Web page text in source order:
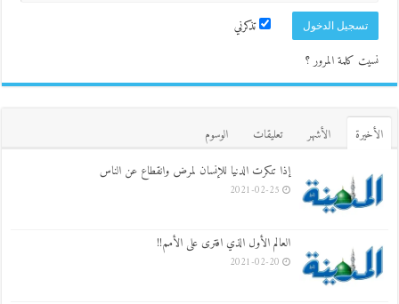
تذكرني
نسيت كلمة المرور ؟
الأخيرة الأشهر تعليقات
الوسوم
إذا تنكرت الدنيا للإنسان لمرض وانقطاع عن الناس
2021-02-25
العالم الأول الذي افترى على الأمم!!
2021-02-20